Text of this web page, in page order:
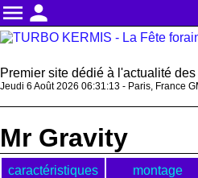
menu person
Premier site dédié à l'actualité
Jeudi 6 Août 2026 06:31:13 - Paris, France
Mr Gravity
caractéristiques montage